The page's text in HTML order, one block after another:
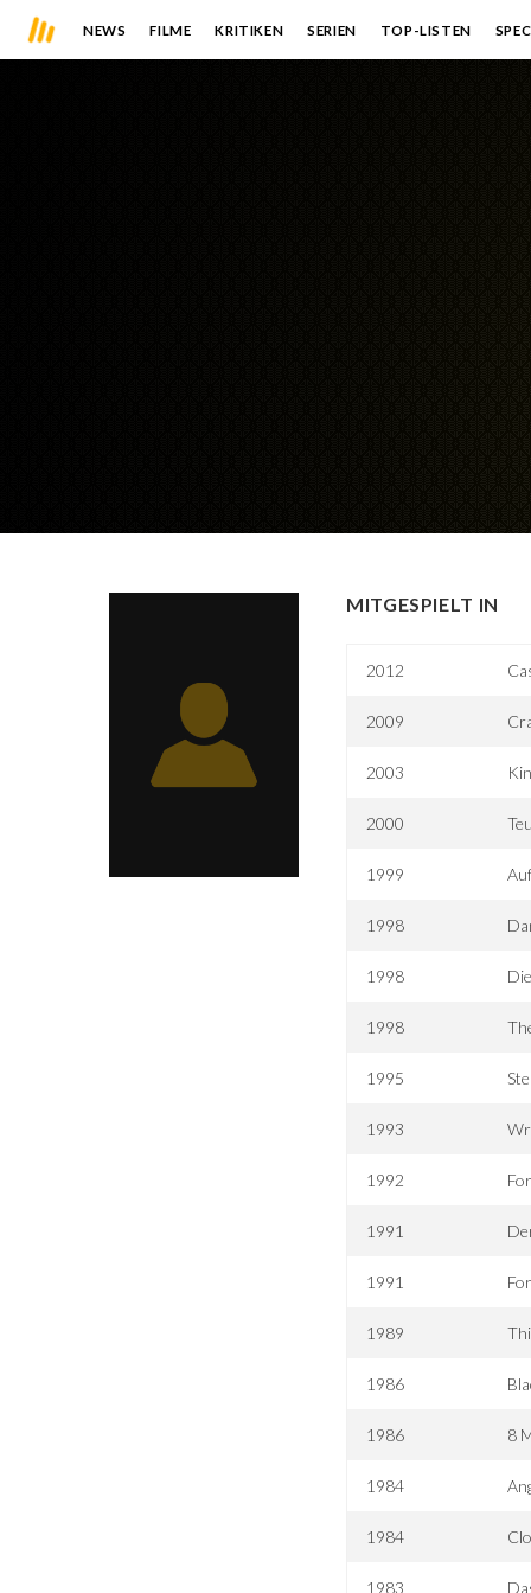
NEWS FILME KRITIKEN SERIEN TOP-LISTEN
MITGESPIELT IN
2012
2009
2003
2000
1999
1998
1998
1998
1995
1993
1992
1991
1991
1989
1986
1986 8
1984
1984
1983